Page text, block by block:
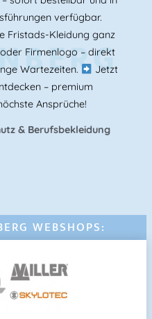
verfügbar.
Fristads-Kleidung ganz
Firmenlogo – direkt
Wartezeiten.
Jetzt
– premium
Ansprüche!
& Berufsbekleidung
WEBSHOPS: